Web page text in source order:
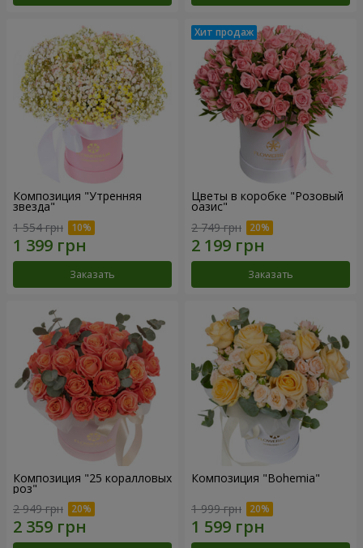
Композиция "Утренняя
звезда"
1 554 грн
Заказать
Цветы в коробке "Розовый
оазис"
2 749 грн
Заказать
Композиция "25 коралловых
роз"
2 949 грн
Композиция "Bohemia"
1 999 грн